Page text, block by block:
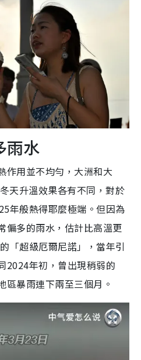
雨水
作用並不均勻，大洲和大
天升溫效果各有不同，對於
年般熱得耶麼極端。但因為
偏多的雨水，估計比高溫更
「超級厄爾尼諾」，當年引
2024年初，曾出現稍弱的
區暴雨連下兩至三個月。